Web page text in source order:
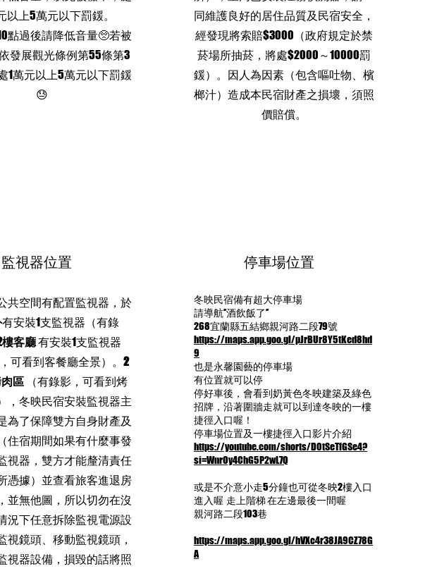
以上5萬元以下罰鍰。
點過後請降低音量🥺若被
發展觀光條例第55條第3
1萬元以上5萬元以下罰鍰
😓
監視器位置
共空間有配置監視器，於
有安裝1支監視器（有錄
樓客廳有安裝1支監視器
可看到客餐廳全景）。 2
區（有錄影，可看到烤
，冬映民宿安裝監視器主
為了保障雙方自身財產及
住宿期間如果有什麼事發
視器，雙方才能釐清責任
憑據）並查看旅客進退房
並無他圖，所以切勿在沒
況下任意拆除監視電源設
視鏡頭、移動監視鏡頭，
視器設備，損毀的話將照
同維護良好的居住品質及民宿安全，
經發現將索賠$3000（政府規定於禁
菸場所抽菸，將處$2000～10000罰
鍰）。因人為因素（包含嘔吐物、檳
榔汁）造成本民宿財產之損壞，須照
價賠償。
​停車場位置
冬映民宿備有超大停車場
請導航‘’酒飲飯了‘’
268宜蘭縣五結鄉親河路二段79號
https://maps.app.goo.gl/pJrBUr8Y5tKed8hd
9
也是永馨園藝的停車場
有位置就可以停
停好車後，會看到奶黃色冬映建築及綠色
招牌，沿著圍牆走就可以到達冬映的一樓
捷徑入口喔！
停車場位置及一樓捷徑入口影片介紹
https://youtube.com/shorts/D0tSeTfGSe4?
si=WnrOy4ChG5P2wL7Q
或是不介意小走5分鐘也可從冬映2樓入口
進入喔 走上階梯 在左邊最後一間喔
親河路二段103巷
https://maps.app.goo.gl/hVXc4r38JA9CZ78G
A